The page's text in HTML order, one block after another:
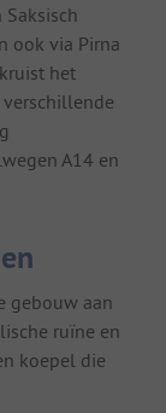
ook via Pirna
het
A14 en
gebouw aan
ruïne en
koepel die